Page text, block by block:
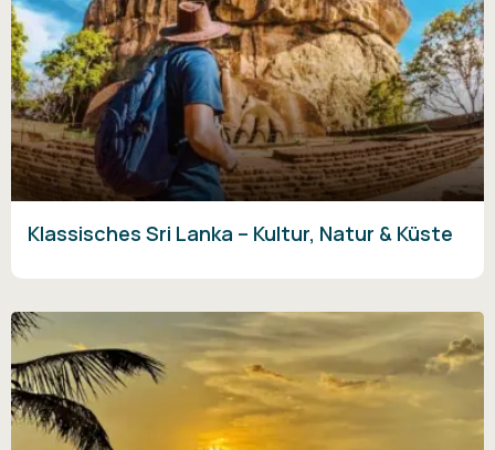
Klassisches Sri Lanka – Kultur, Natur & Küste